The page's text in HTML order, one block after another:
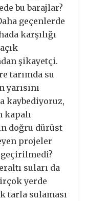
bu barajlar?
geçenlerde
karşılığı
şikayetçi.
tarımda su
kaybediyoruz,
kapalı
doğru dürüst
projeler
geçirilmedi?
suları da
yerde
tarla sulaması